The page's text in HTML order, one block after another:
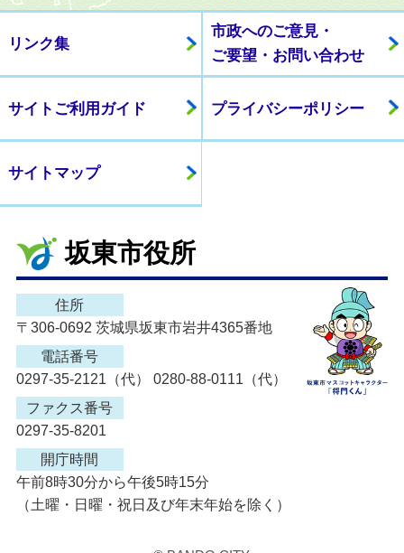
リンク集
市政へのご意見・
ご要望・お問い合わせ
サイトご利用ガイド プライバシーポリシー
サイトマップ
坂東市役所
住所
〒306-0692 茨城県坂東市岩井4365番地
電話番号
0297-35-2121（代） 0280-88-0111（代）
ファクス番号
0297-35-8201
開庁時間
午前8時30分から午後5時15分
（土曜・日曜・祝日及び年末年始を除く）